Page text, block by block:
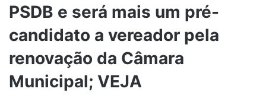
PSDB e será mais um pré-
candidato a vereador pela
renovação da Câmara
Municipal; VEJA